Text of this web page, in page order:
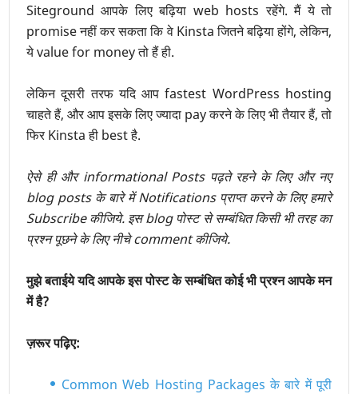
Siteground आपके लिए बढ़िया web hosts रहेंगे. मैं ये तो
promise नहीं कर सकता कि वे Kinsta जितने बढ़िया होंगे, लेकिन,
ये value for money तो हैं ही.
लेकिन दूसरी तरफ यदि आप fastest WordPress hosting
चाहते हैं, और आप इसके लिए ज्यादा pay करने के लिए भी तैयार हैं, तो
फिर Kinsta ही best है.
ऐसे ही और informational Posts पढ़ते रहने के लिए और नए
blog posts के बारे में Notifications प्राप्त करने के लिए हमारे
Subscribe कीजिये. इस blog पोस्ट से सम्बंधित किसी भी तरह का
प्रश्न पूछने के लिए नीचे comment कीजिये.
मुझे बताईये यदि आपके इस पोस्ट के सम्बंधित कोई भी प्रश्न आपके मन
में है?
ज़रूर पढ़िए:
Common Web Hosting Packages के बारे में पूरी